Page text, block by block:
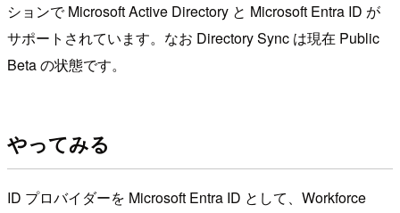
ションで Microsoft Active Directory と Microsoft Entra ID が
サポートされています。なお Directory Sync は現在 Public
Beta の状態です。
やってみる
ID プロバイダーを Microsoft Entra ID として、Workforce